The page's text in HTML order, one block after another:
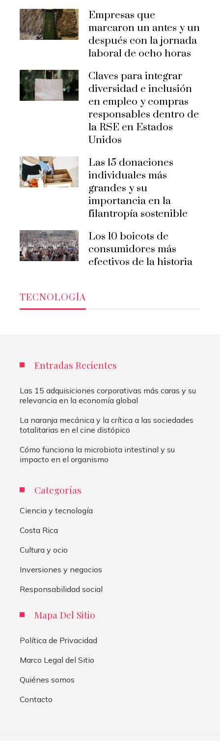
Empresas que
marcaron un antes y un
después con la jornada
laboral de ocho horas
Claves para integrar
diversidad e inclusión
en empleo y compras
responsables dentro de
la RSE en Estados
Unidos
Las 15 donaciones
individuales más
grandes y su
importancia en la
filantropía sostenible
Los 10 boicots de
consumidores más
efectivos de la historia
TECNOLOGÍA
Entradas Recientes
Las 15 adquisiciones corporativas más caras y su
relevancia en la economía global
La naranja mecánica y la crítica a las sociedades
totalitarias en el cine distópico
Cómo funciona la microbiota intestinal y su
impacto en el organismo
Categorías
Ciencia y tecnología
Costa Rica
Cultura y ocio
Inversiones y negocios
Responsabilidad social
Mapa Del Sitio
Política de Privacidad
Marco Legal del Sitio
Quiénes somos
Contacto